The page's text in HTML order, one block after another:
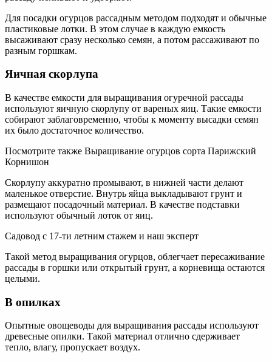
Для посадки огурцов рассадным методом подходят и обычные
пластиковые лотки. В этом случае в каждую емкость
высаживают сразу несколько семян, а потом рассаживают по
разным горшкам.
Яичная скорлупа
В качестве емкости для выращивания огуречной рассады
используют яичную скорлупу от вареных яиц. Такие емкости
собирают заблаговременно, чтобы к моменту высадки семян
их было достаточное количество.
Посмотрите также Выращивание огурцов сорта Парижский
Корнишон
Скорлупу аккуратно промывают, в нижней части делают
маленькое отверстие. Внутрь яйца выкладывают грунт и
размещают посадочный материал. В качестве подставки
используют обычный лоток от яиц.
Садовод с 17-ти летним стажем и наш эксперт
Такой метод выращивания огурцов, облегчает пересаживание
рассады в горшки или открытый грунт, а корневища остаются
целыми.
В опилках
Опытные овощеводы для выращивания рассады используют
древесные опилки. Такой материал отлично сдерживает
тепло, влагу, пропускает воздух.